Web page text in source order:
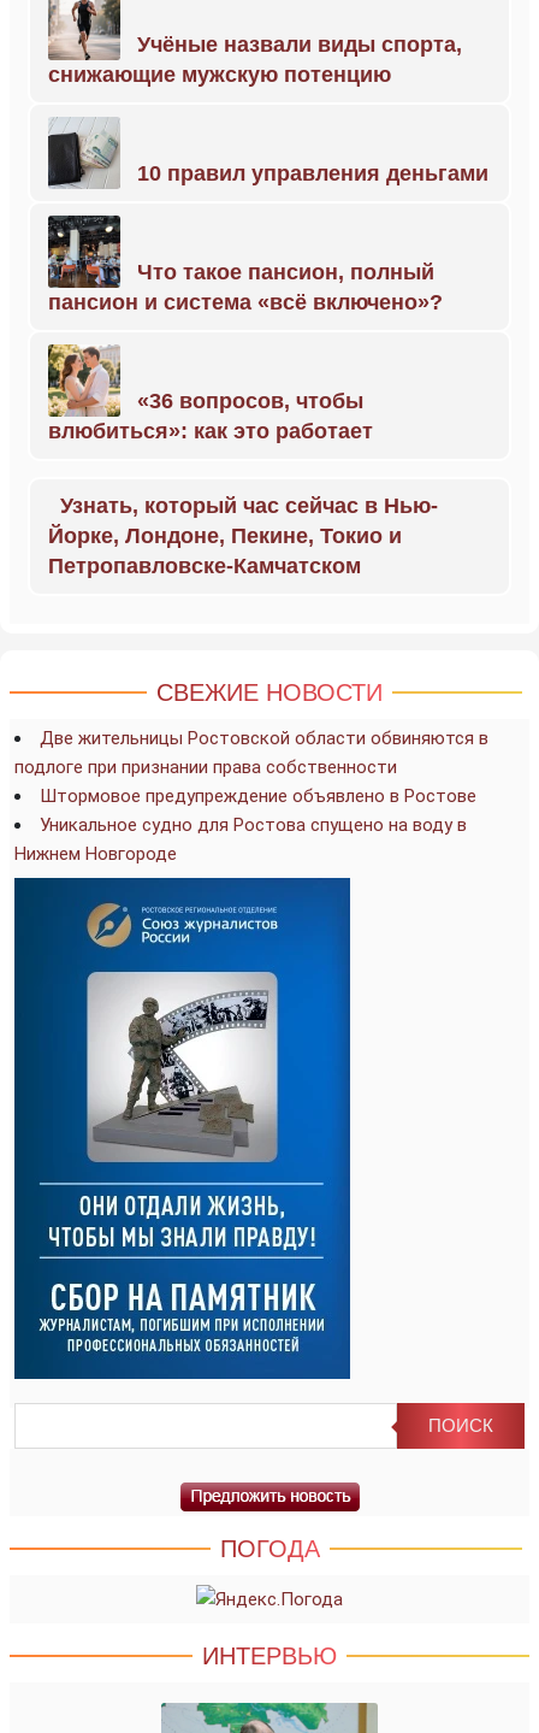
Учёные назвали виды спорта,
снижающие мужскую потенцию
10 правил управления деньгами
Что такое пансион, полный
пансион и система «всё включено»?
«36 вопросов, чтобы
влюбиться»: как это работает
Узнать, который час сейчас в Нью-
Йорке, Лондоне, Пекине, Токио и
Петропавловске-Камчатском
СВЕЖИЕ НОВОСТИ
Две жительницы Ростовской области обвиняются в
подлоге при признании права собственности
Штормовое предупреждение объявлено в Ростове
Уникальное судно для Ростова спущено на воду в
Нижнем Новгороде
ПОГОДА
ИНТЕРВЬЮ